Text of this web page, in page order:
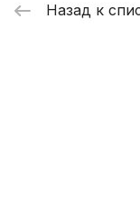
Назад к